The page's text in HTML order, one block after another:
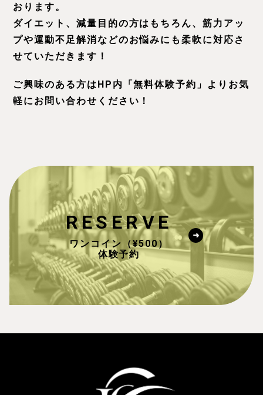
おります。
ダイエット、減量目的の方はもちろん、筋力アッ
プや運動不足解消などのお悩みにも柔軟に対応さ
せていただきます！
ご興味のある方はHP内「無料体験予約」よりお気
軽にお問い合わせください！
RESERVE
ワンコイン（¥500）
体験予約